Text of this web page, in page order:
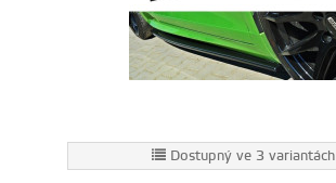
Dostupný ve 3 variantách